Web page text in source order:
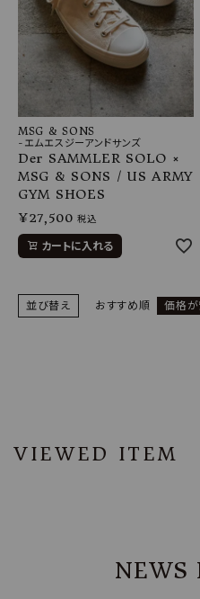
MSG & SONS
-エムエスジーアンドサンズ
Der SAMMLER SOLO ×
MSG & SONS / US ARMY
GYM SHOES
¥27,500 税込
カートに入れる
並び替え おすすめ順 価格
VIEWED ITEM
NEWS